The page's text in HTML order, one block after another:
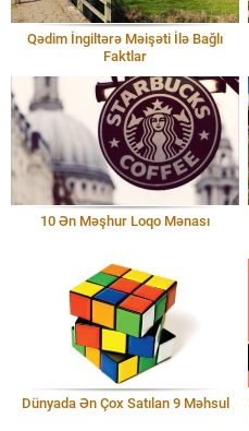
Qədim İngiltərə Məişəti İlə Bağlı
Faktlar
10 Ən Məşhur Loqo Mənası
Dünyada Ən Çox Satılan 9 Məhsul